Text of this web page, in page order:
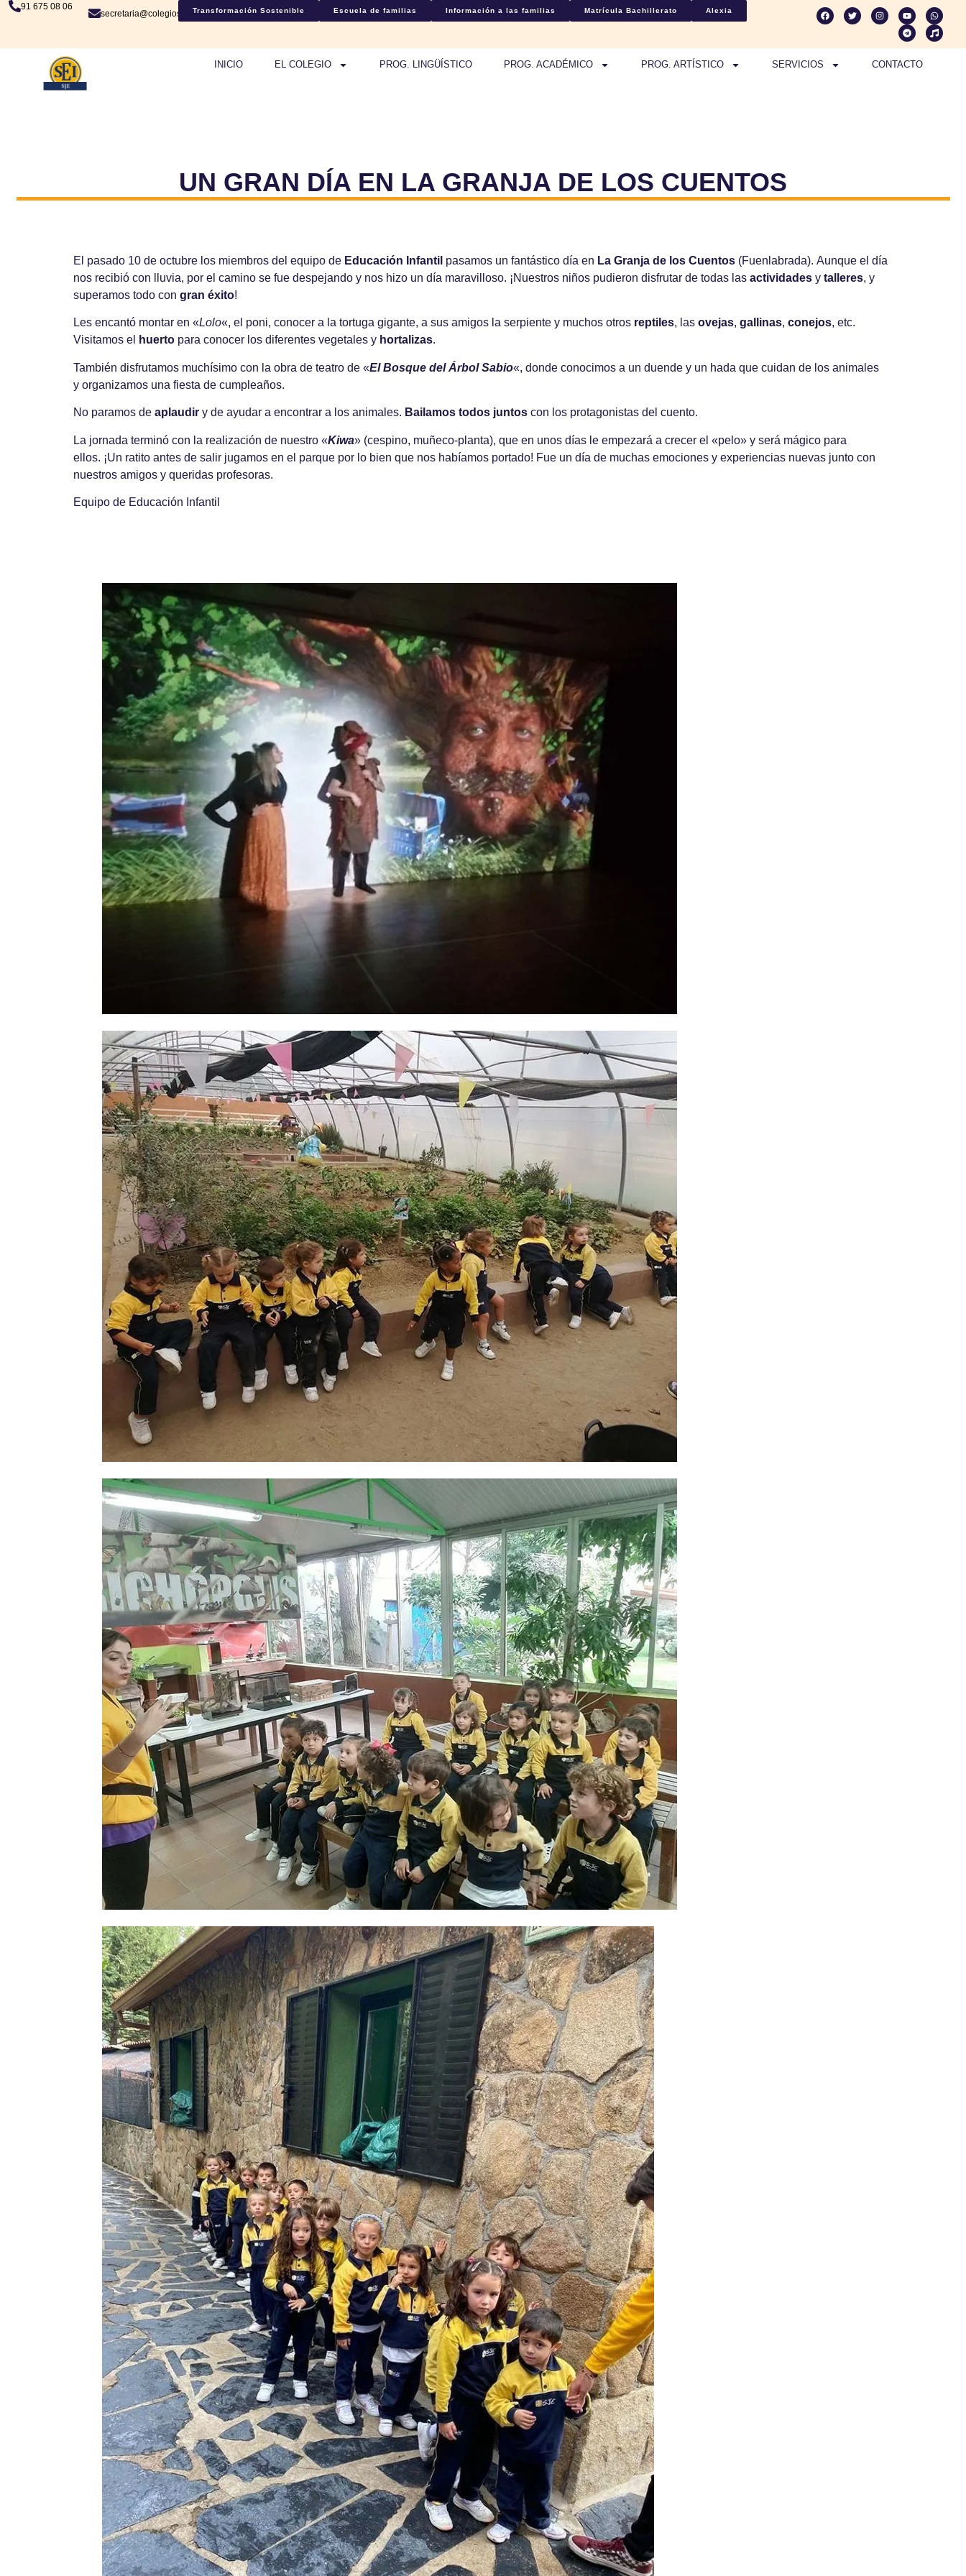
91 675 08 06
secretaria@colegiosje.esTransformación Sostenible Escuela de familias Información a las familias Matrícula Bachillerato Alexia
INICIO EL COLEGIO PROG. LINGÜÍSTICO PROG. ACADÉMICO PROG. ARTÍSTICO SERVICIOS CONTACTO
UN GRAN DÍA EN LA GRANJA DE LOS CUENTOS
El pasado 10 de octubre los miembros del equipo de Educación Infantil pasamos un fantástico día en La Granja de los Cuentos (Fuenlabrada). Aunque el día
nos recibió con lluvia, por el camino se fue despejando y nos hizo un día maravilloso. ¡Nuestros niños pudieron disfrutar de todas las actividades y talleres, y
superamos todo con gran éxito!
Les encantó montar en «Lolo«, el poni, conocer a la tortuga gigante, a sus amigos la serpiente y muchos otros reptiles, las ovejas, gallinas, conejos, etc.
Visitamos el
huerto para conocer los diferentes vegetales y hortalizas.
También disfrutamos muchísimo con la obra de teatro de «El Bosque del Árbol Sabio«, donde conocimos a un duende y un hada que cuidan de los animales
y organizamos una fiesta de cumpleaños.
No paramos de aplaudir y de ayudar a encontrar a los animales. Bailamos todos juntos con los protagonistas del cuento.
La jornada terminó con la realización de nuestro «Kiwa» (cespino, muñeco-planta), que en unos días le empezará a crecer el «pelo» y será mágico para
ellos. ¡Un ratito antes de salir jugamos en el parque por lo bien que nos habíamos portado! Fue un día de muchas emociones y experiencias nuevas junto con
nuestros amigos y queridas profesoras.
Equipo de Educación Infantil